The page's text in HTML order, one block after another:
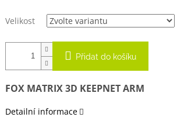
Velikost
Přidat do košíku
FOX MATRIX 3D KEEPNET ARM
Detailní informace